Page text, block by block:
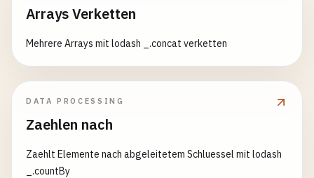
Arrays Verketten
Mehrere Arrays mit lodash _.concat verketten
DATA PROCESSING
Zaehlen nach
Zaehlt Elemente nach abgeleitetem Schluessel mit lodash
_.countBy